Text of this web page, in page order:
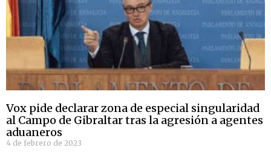
Vox pide declarar zona de especial singularidad
al Campo de Gibraltar tras la agresión a agentes
aduaneros
4 de febrero de 2023